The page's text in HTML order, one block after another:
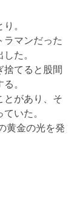
。
ラマンだった
た。
捨てると股間
。
とがあり、そ
いた。
黄金の光を発